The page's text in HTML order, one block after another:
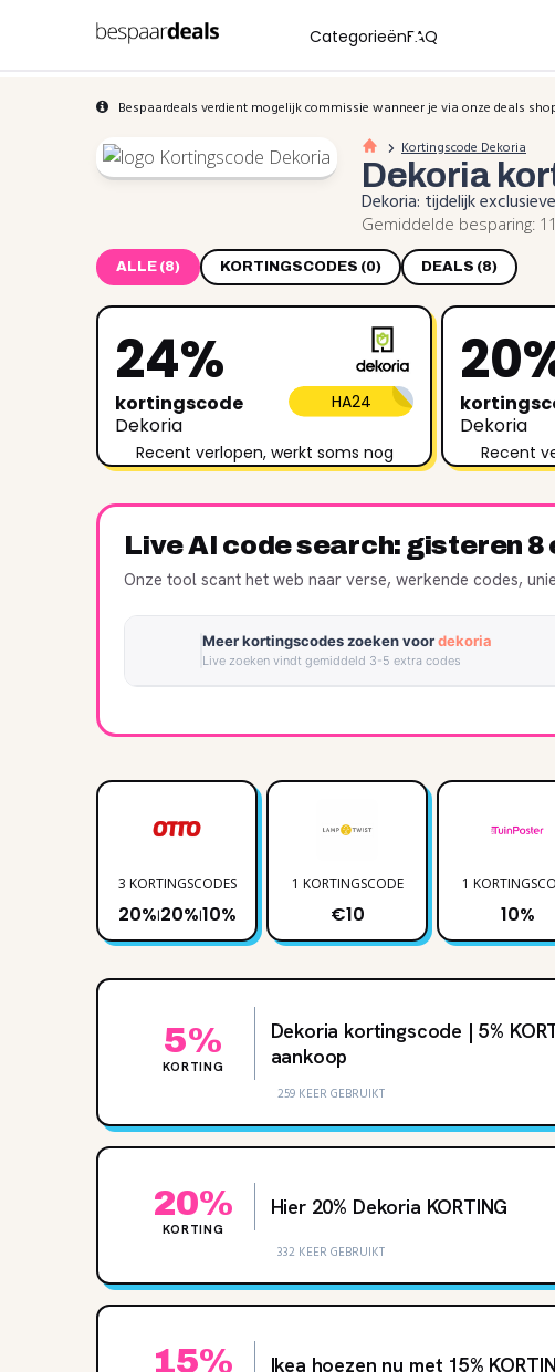
CategorieënFAQ
Bespaardeals verdient mogelijk commissie wanneer je via onze deals
Kortingscode Dekoria
Dekoria
Dekoria: tijdelijk
Gemiddelde besparing:
ALLE (8) KORTINGSCODES (0) DEALS (8)
24%
kortingscode
Dekoria
HA24
Recent verlopen, werkt soms nog
Dekoria
Recent
Live AI code search: gisteren
Onze tool scant het web naar verse, werkende codes,
Meer kortingscodes zoeken voordekoria
Live zoeken vindt gemiddeld 3-5 extra codes
3 KORTINGSCODES
20%|20%|10%
1 KORTINGSCODE
€10
1
10%
5%
KORTING
Dekoria kortingscode | 5%
aankoop
259 KEER GEBRUIKT
20%
KORTING
Hier 20% Dekoria KORTING
332 KEER GEBRUIKT
15% Ikea hoezen nu met 15%